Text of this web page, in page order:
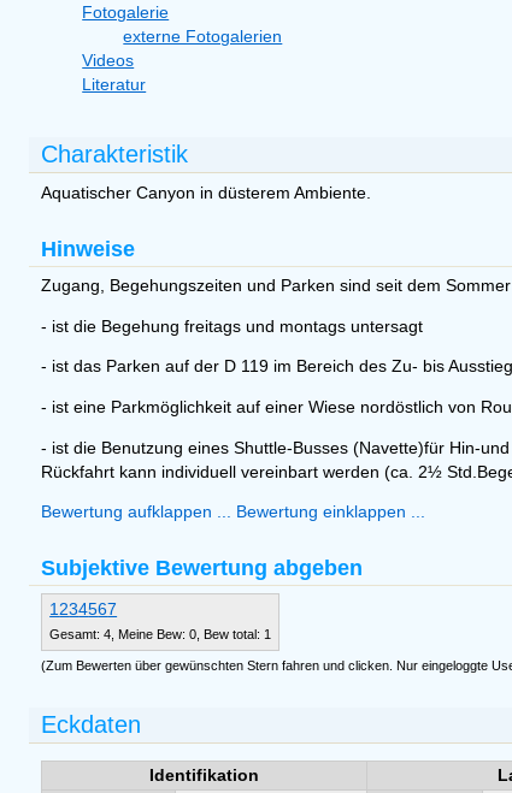
Fotogalerie
externe Fotogalerien
Videos
Literatur
Charakteristik
Aquatischer Canyon in düsterem Ambiente.
Hinweise
Zugang, Begehungszeiten und Parken sind seit dem
- ist die Begehung freitags und montags untersagt
- ist das Parken auf der D 119 im Bereich des Zu- bis
- ist eine Parkmöglichkeit auf einer Wiese nordöstlich von
- ist die Benutzung eines Shuttle-Busses (Navette)für Hin-
Rückfahrt kann individuell vereinbart werden (ca. 2½
Bewertung aufklappen ... Bewertung einklappen ...
Subjektive Bewertung abgeben
1234567
Gesamt: 4, Meine Bew: 0, Bew total: 1
(Zum Bewerten über gewünschten Stern fahren und clicken. Nur eingeloggte
Eckdaten
Identifikation